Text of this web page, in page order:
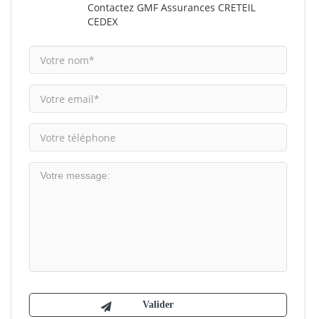
Contactez GMF Assurances CRETEIL
CEDEX